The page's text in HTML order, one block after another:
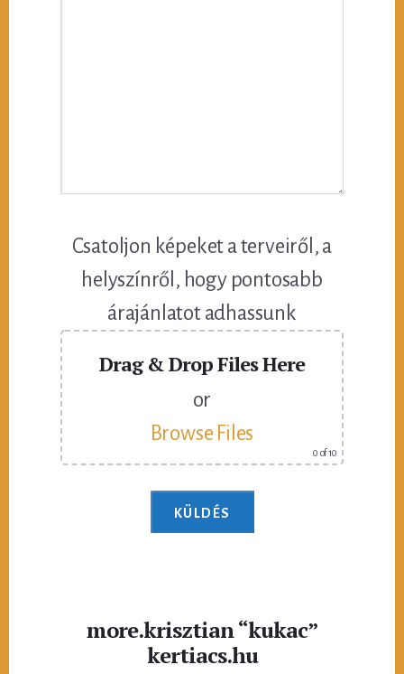
Csatoljon képeket a terveiről, a
helyszínről, hogy pontosabb
árajánlatot adhassunk
Drag & Drop Files Here
or
Browse Files
0 of 10
more.krisztian “kukac”
kertiacs.hu